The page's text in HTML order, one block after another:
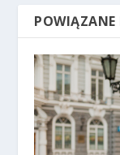
POWIĄZANE